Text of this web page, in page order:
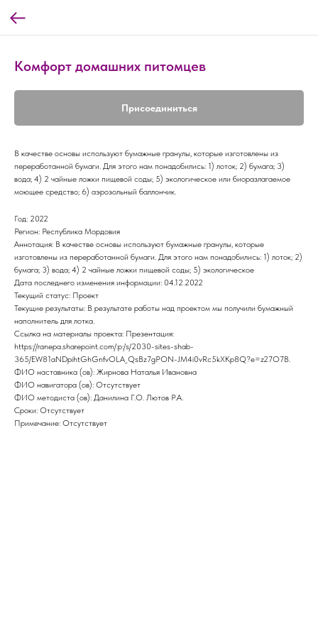
Комфорт домашних питомцев
Присоединиться
В качестве основы используют бумажные гранулы, которые изготовлены из
переработанной бумаги. Для этого нам понадобились: 1) лоток; 2) бумага; 3)
вода; 4) 2 чайные ложки пищевой соды; 5) экологическое или биоразлагаемое
моющее средство; 6) аэрозольный баллончик.
Год: 2022
Регион: Республика Мордовия
Аннотация: В качестве основы используют бумажные гранулы, которые
изготовлены из переработанной бумаги. Для этого нам понадобились: 1) лоток; 2)
бумага; 3) вода; 4) 2 чайные ложки пищевой соды; 5) экологическое
Дата последнего изменения информации: 04.12.2022
Текущий статус: Проект
Текущие результаты: В результате работы над проектом мы получили бумажный
наполнитель для лотка.
Ссылка на материалы проекта: Презентация:
https://ranepa.sharepoint.com/:p:/s/2030-sites-shab-
365/EW81aNDpihtGhGnfvOLA_QsBz7gPON-JM4i0vRc5kXKp8Q?e=z27O7B.
ФИО наставника (ов): Жирнова Наталья Ивановна
ФИО навигатора (ов): Отсутствует
ФИО методиста (ов): Данилина Г.О. Лютов Р.А.
Сроки: Отсутствует
Примечание: Отсутствует